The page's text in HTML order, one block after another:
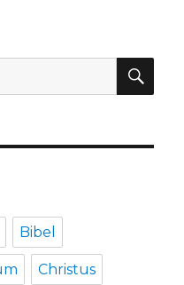
Bibel
Christus